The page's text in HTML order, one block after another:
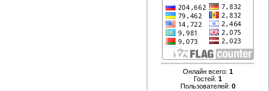
Онлайн всего: 1
Гостей: 1
Пользователей: 0